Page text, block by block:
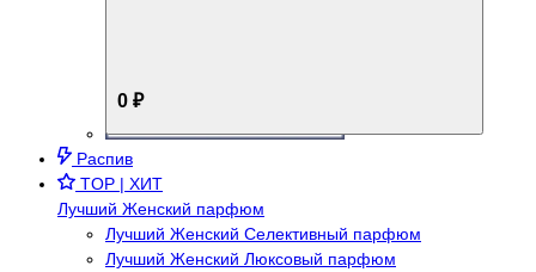
0 ₽
Распив
TOP | ХИТ
Лучший Женский парфюм
Лучший Женский Селективный парфюм
Лучший Женский Люксовый парфюм